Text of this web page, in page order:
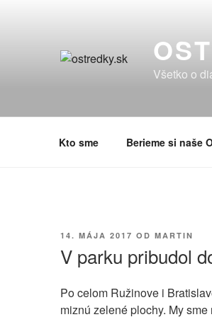
Všetko o
Kto sme Berieme si naše
PUBLIKOVANÉ
14. MÁJA 2017 OD MARTIN
V parku pribudol
Po celom Ružinove i
miznú zelené plochy. My